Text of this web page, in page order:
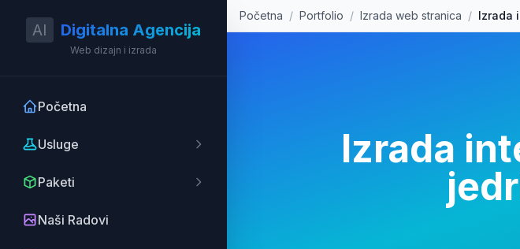
AI Digitalna Agencija
Web dizajn i izrada
Početna
Usluge
Paketi
Naši Radovi
Početna / Portfolio / Izrada web stranica / Izrada
Izrada